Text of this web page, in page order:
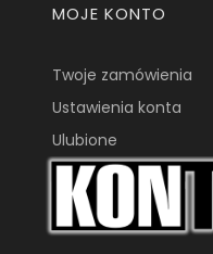
MOJE KONTO
Twoje zamówienia
Ustawienia konta
Ulubione